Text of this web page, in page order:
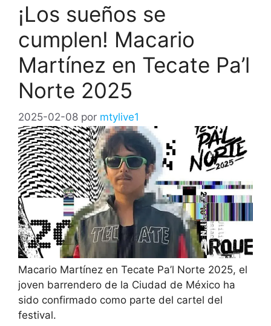
¡Los sueños se
cumplen! Macario
Martínez en Tecate Pa’l
Norte 2025
2025-02-08 por mtylive1
Macario Martínez en Tecate Pa’l Norte 2025, el
joven barrendero de la Ciudad de México ha
sido confirmado como parte del cartel del
festival.